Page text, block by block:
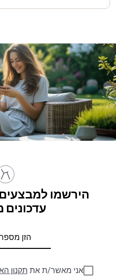
הירשמו למבצעים
עדכונים
אני מאשר/ת את תקנון